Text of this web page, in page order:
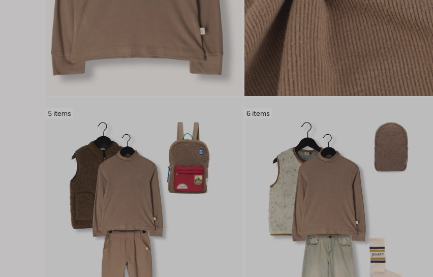
5 items 6 items